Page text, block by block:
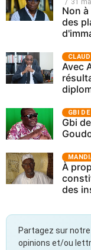
31
Non
des
Avec
GBI DE
Gbi
À
des
Partagez sur
opinions et/ou